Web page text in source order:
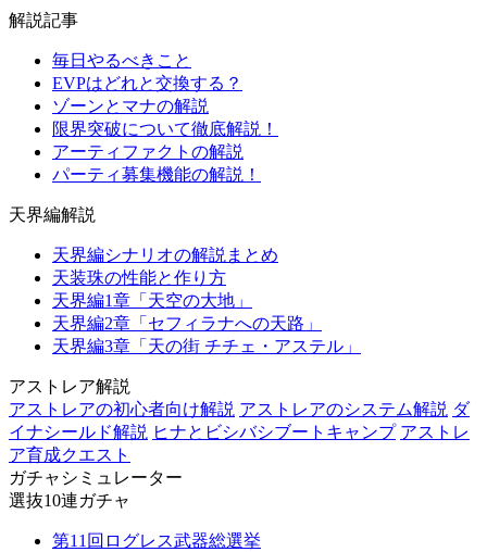
解説記事
毎日やるべきこと
EVPはどれと交換する？
ゾーンとマナの解説
限界突破について徹底解説！
アーティファクトの解説
パーティ募集機能の解説！
天界編解説
天界編シナリオの解説まとめ
天装珠の性能と作り方
天界編1章「天空の大地」
天界編2章「セフィラナへの天路」
天界編3章「天の街 チチェ・アステル」
アストレア解説
アストレアの初心者向け解説 アストレアのシステム解説 ダ
イナシールド解説 ヒナとビシバシブートキャンプ アストレ
ア育成クエスト
ガチャシミュレーター
選抜10連ガチャ
第11回ログレス武器総選挙